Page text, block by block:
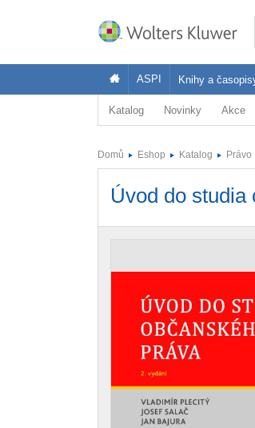
ASPI Knihy a
Knihy
Katalog Novinky Akce
Domů Eshop Katalog Právo
Úvod do studia